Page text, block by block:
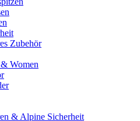
Zubehör
Women
& Alpine Sicherheit